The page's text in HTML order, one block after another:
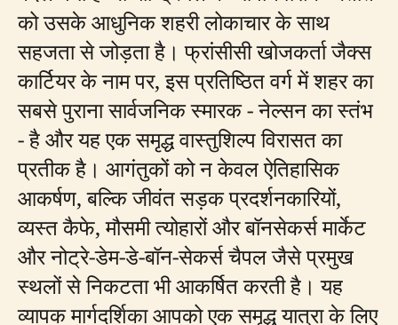
को उसके आधुनिक शहरी लोकाचार के साथ
सहजता से जोड़ता है। फ्रांसीसी खोजकर्ता जैक्स
कार्टियर के नाम पर, इस प्रतिष्ठित वर्ग में शहर का
सबसे पुराना सार्वजनिक स्मारक - नेल्सन का स्तंभ
- है और यह एक समृद्ध वास्तुशिल्प विरासत का
प्रतीक है। आगंतुकों को न केवल ऐतिहासिक
आकर्षण, बल्कि जीवंत सड़क प्रदर्शनकारियों,
व्यस्त कैफे, मौसमी त्योहारों और बॉनसेकर्स मार्केट
और नोट्रे-डेम-डे-बॉन-सेकर्स चैपल जैसे प्रमुख
स्थलों से निकटता भी आकर्षित करती है। यह
व्यापक मार्गदर्शिका आपको एक समृद्ध यात्रा के लिए